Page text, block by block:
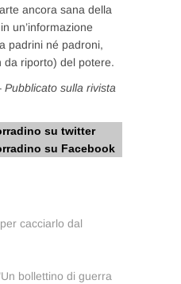
ancora sana della
un’informazione
padrini né padroni,
da riporto) del potere.
sulla rivista
su twitter
su Facebook
cacciarlo dal
bollettino di guerra